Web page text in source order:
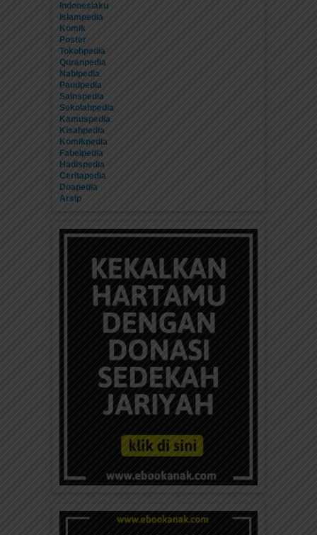
Indonesiaku
Islampedia
Komik
Poster
Tokohpedia
Quranpedia
Nabipedia
Paudpedia
Sainspedia
Sekolahpedia
Kamuspedia
Kisahpedia
Komikpedia
Fabelpedia
Hadispedia
Ceritapedia
Doapedia
Arsip